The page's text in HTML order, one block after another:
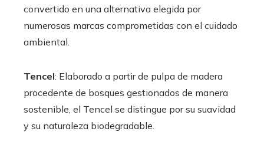
convertido en una alternativa elegida por
numerosas marcas comprometidas con el cuidado
ambiental.
Tencel: Elaborado a partir de pulpa de madera
procedente de bosques gestionados de manera
sostenible, el Tencel se distingue por su suavidad
y su naturaleza biodegradable.